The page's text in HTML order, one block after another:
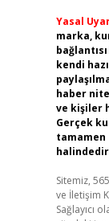
Yasal
marka,
kendi
haber
ve kişiler
Gerçek
Sitemiz,
ve İletişim
Sağlayıcı